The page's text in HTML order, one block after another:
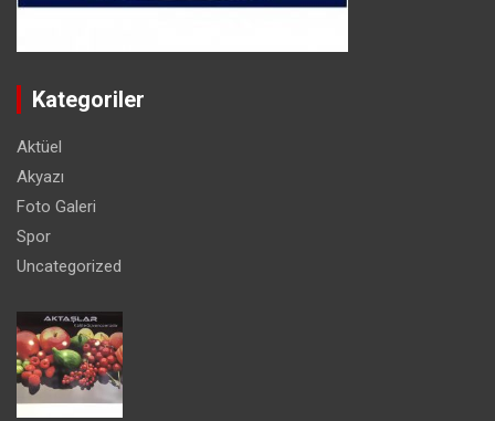
Kategoriler
Aktüel
Akyazı
Foto Galeri
Spor
Uncategorized